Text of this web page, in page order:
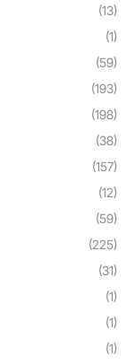
(13)
(1)
(59)
(193)
(198)
(38)
(157)
(12)
(59)
(225)
(31)
(1)
(1)
(1)